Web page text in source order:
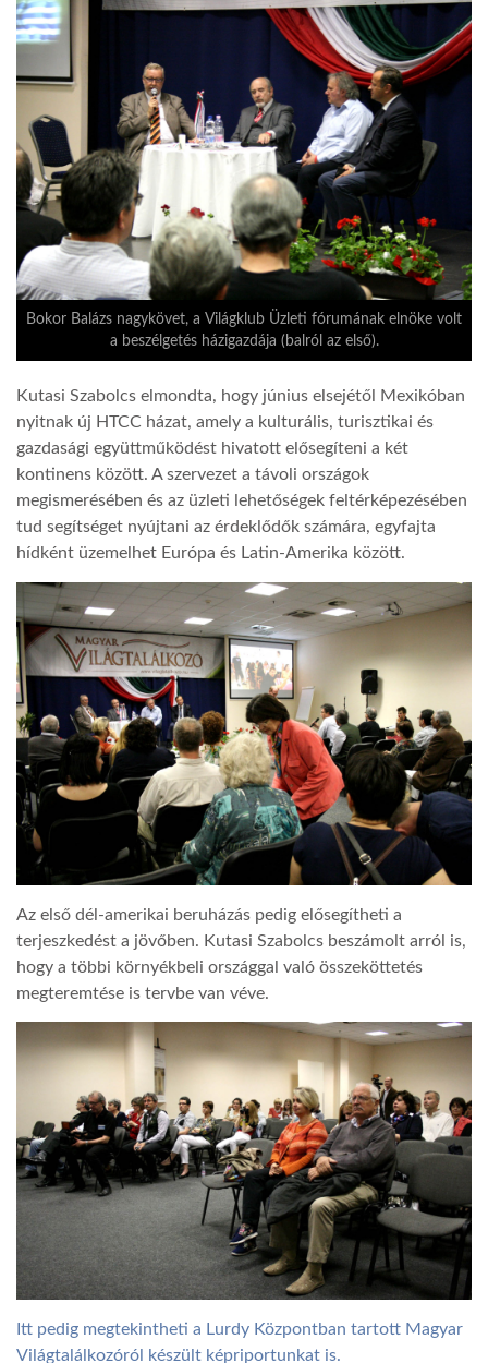
Bokor Balázs nagykövet, a Világklub Üzleti fórumának elnöke volt
a beszélgetés házigazdája (balról az első).
Kutasi Szabolcs elmondta, hogy június elsejétől Mexikóban
nyitnak új HTCC házat, amely a kulturális, turisztikai és
gazdasági együttműködést hivatott elősegíteni a két
kontinens között. A szervezet a távoli országok
megismerésében és az üzleti lehetőségek feltérképezésében
tud segítséget nyújtani az érdeklődők számára, egyfajta
hídként üzemelhet Európa és Latin-Amerika között.
Az első dél-amerikai beruházás pedig elősegítheti a
terjeszkedést a jövőben. Kutasi Szabolcs beszámolt arról is,
hogy a többi környékbeli országgal való összeköttetés
megteremtése is tervbe van véve.
Itt pedig megtekintheti a Lurdy Központban tartott Magyar
Világtalálkozóról készült képriportunkat is.